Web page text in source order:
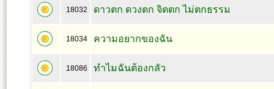
18032 ดาวตก ดวงตก จิตตก ไม่ตกธรรม
18034 ความอยากของฉัน
18086 ทำไมฉันต้องกลัว